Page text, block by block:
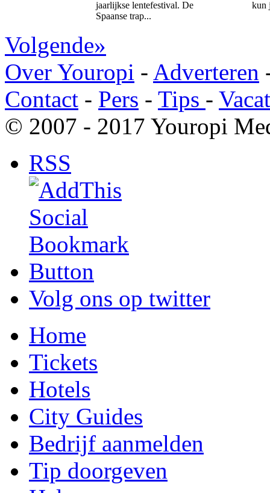
jaarlijkse lentefestival. De
Spaanse trap...
kun
Volgende»
Over Youropi - Adverteren
Contact - Pers - Tips -
© 2007 - 2017 Youropi
RSS
Volg ons op twitter
Home
Tickets
Hotels
City Guides
Bedrijf aanmelden
Tip doorgeven